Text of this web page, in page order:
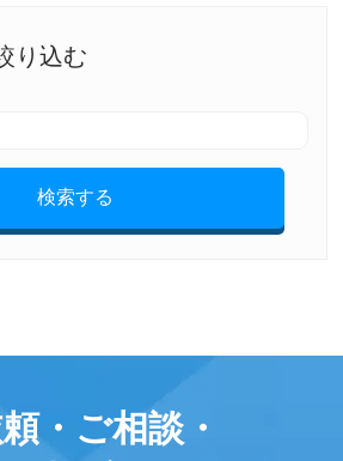
り込む
検索する
・ご相談・